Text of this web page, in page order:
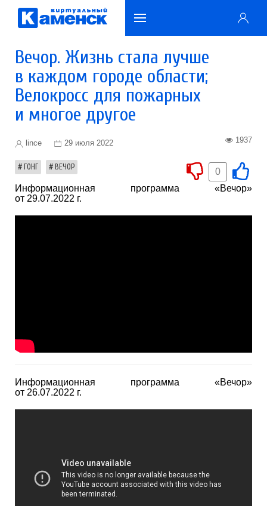
Вечор. Жизнь стала лучше
в каждом городе области;
Велокросс для пожарных
и многое другое
lince 29 июля 2022 1937
ГОНГ ВЕЧОР
0
Информационная программа «Вечор»
от 29.07.2022 г.
Информационная программа «Вечор»
от 26.07.2022 г.